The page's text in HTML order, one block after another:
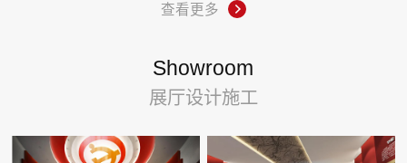
查看更多
Showroom
展厅设计施工